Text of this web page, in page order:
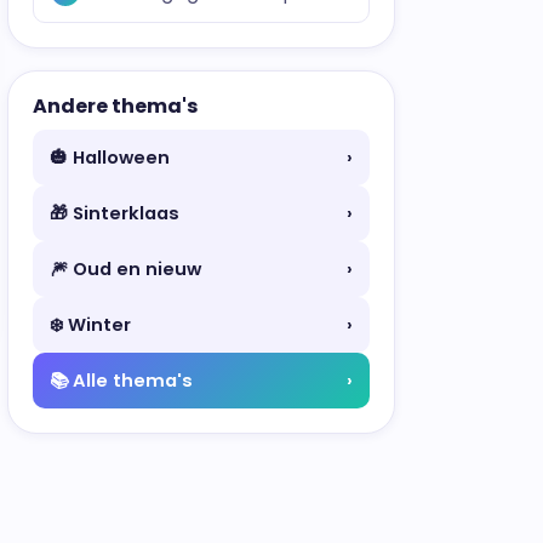
Andere thema's
🎃 Halloween ›
🎁 Sinterklaas ›
🎆 Oud en nieuw ›
❄️ Winter ›
📚 Alle thema's ›